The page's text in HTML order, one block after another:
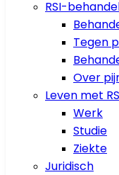
RSI-
Tegen
Over
Leven met
Werk
Studie
Ziekte
Juridisch